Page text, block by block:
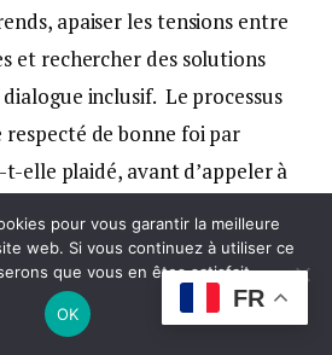
apaiser les tensions entre
et rechercher des solutions
inclusif. Le processus
de bonne foi par
elle plaidé, avant d’appeler à
de l’ONU à la force régionale
dans le strict respect des
elle dit. Elle a également appelé
FR
pour vous garantir la meilleure
web. Si vous continuez à utiliser ce
que vous en êtes satisfait.
OK